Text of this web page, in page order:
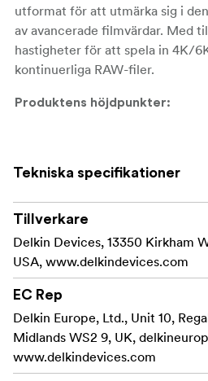
utformat för att utmärka sig i
av avancerade filmvärdar. Med
hastigheter för att spela in 4K/
kontinuerliga RAW-filer.
Produktens höjdpunkter:
Livstidsgaranti
CFexpress typ B 4.0
Rates och bitrates
RAW Continuous Burst
Serialiserad för extra skydd
48HR ersättningsgaranti
Tekniska specifikationer
Tillverkare
Delkin Devices, 13350 Kirkham
USA, www.delkindevices.com
EC Rep
Delkin Europe, Ltd., Unit 10,
Midlands WS2 9, UK,
www.delkindevices.com